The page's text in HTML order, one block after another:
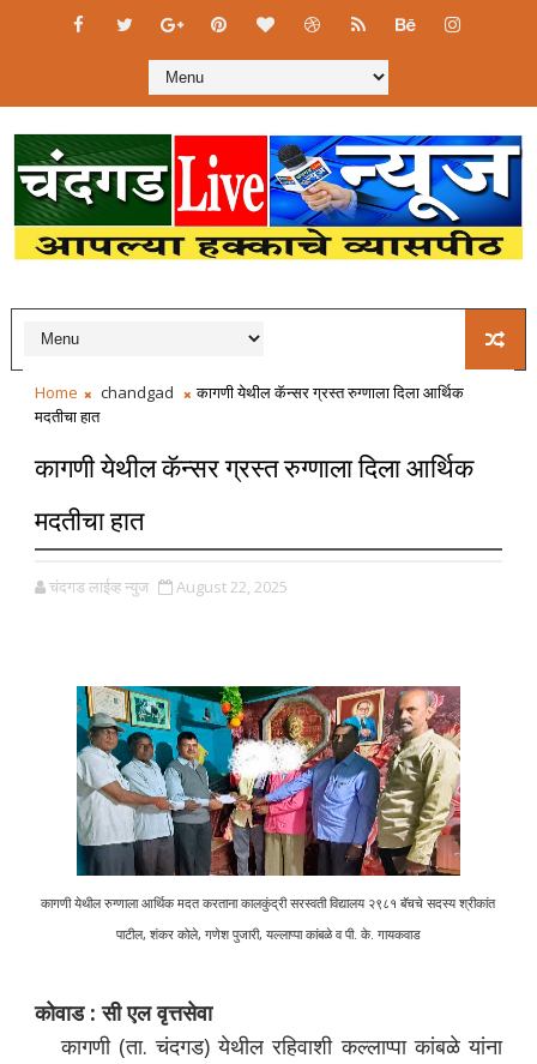
Home chandgad
कागणी येथील कॅन्सर ग्रस्त रुग्णाला दिला आर्थिक
मदतीचा हात
कागणी येथील कॅन्सर ग्रस्त रुग्णाला दिला आर्थिक
मदतीचा हात
चंदगड लाईव्ह न्युज August 22, 2025
कागणी येथील रुग्णाला आर्थिक मदत करताना कालकुंद्री सरस्वती विद्यालय २९८१ बॅचचे सदस्य श्रीकांत
पाटील, शंकर कोले, गणेश पुजारी, यल्लाप्पा कांबळे व पी. के. गायकवाड
कोवाड : सी एल वृत्तसेवा
कागणी (ता. चंदगड) येथील रहिवाशी कल्लाप्पा कांबळे यांना